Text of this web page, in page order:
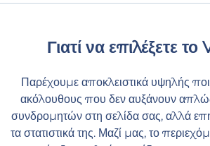
Γιατί να επιλέξετε
Παρέχουμε αποκλειστικά υψηλής
ακόλουθους που δεν αυξάνουν
συνδρομητών στη σελίδα σας, αλλά
τα στατιστικά της. Μαζί μας, το